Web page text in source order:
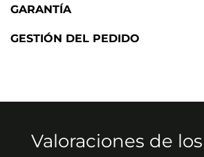
GARANTÍA
GESTIÓN DEL PEDIDO
Valoraciones de